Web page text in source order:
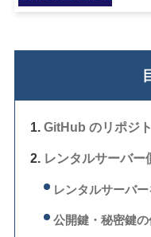
GitHub のリポジ
レンタルサーバー
レンタルサーバ
公開鍵・秘密鍵